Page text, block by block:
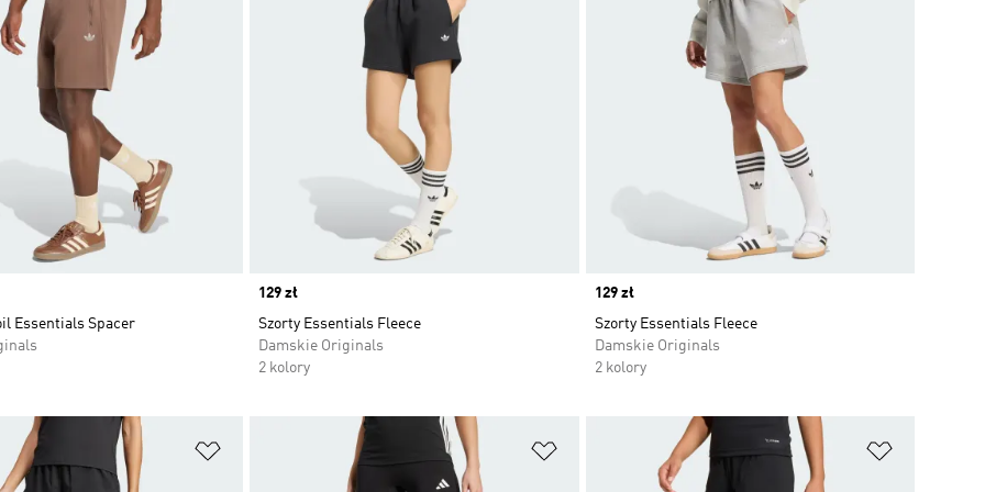
Essentials Spacer
Price
129 zł
Szorty Essentials Fleece
Damskie Originals
2 kolory
Price
129 zł
Szorty Essentials Fleece
Damskie Originals
2 kolory
Dodaj do listy życzeń Dodaj do listy życzeń